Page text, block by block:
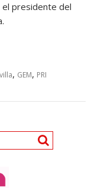
el presidente del
, GEM, PRI